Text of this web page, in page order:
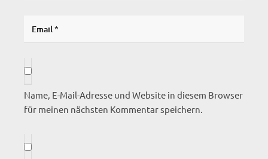
Name, E-Mail-Adresse und Website in diesem Browser
für meinen nächsten Kommentar speichern.